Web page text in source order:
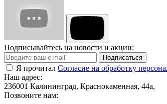
Подписывайтесь на новости и акции:
Подписаться
Я прочитал Согласие на обработку
Наш адрес:
236001 Калининград, Краснокаменная, 44а,
Позвоните нам: